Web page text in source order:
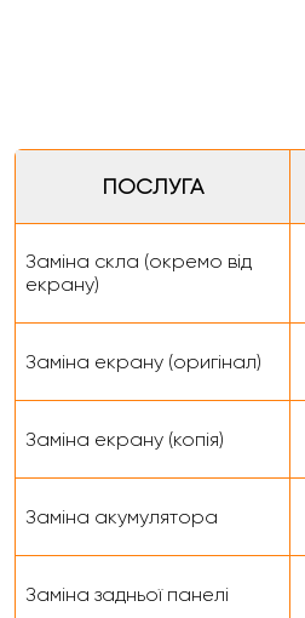
ПОСЛУГА
Заміна скла (окремо від
екрану)
Заміна екрану (оригінал)
Заміна екрану (копія)
Заміна акумулятора
Заміна задньої панелі